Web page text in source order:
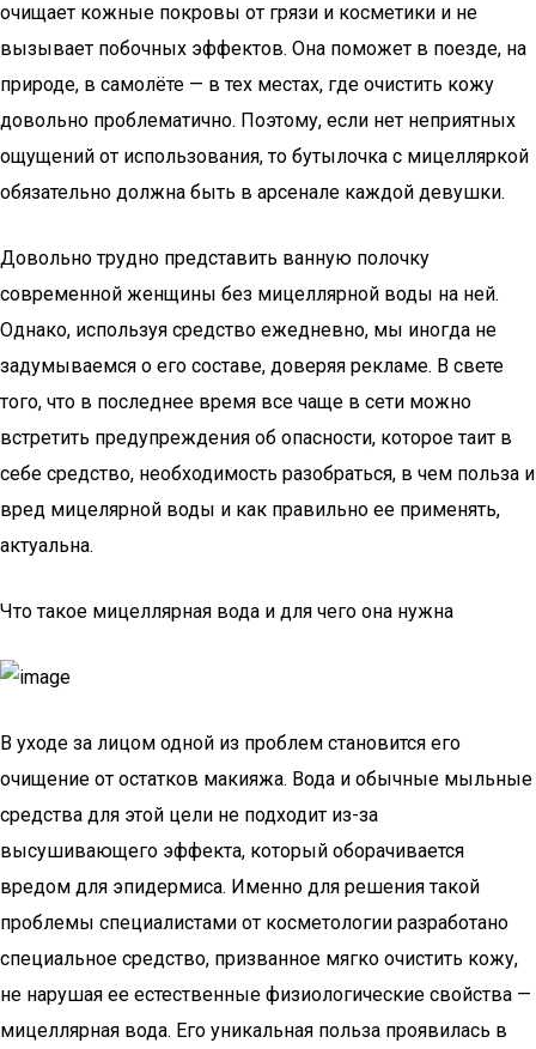
очищает кожные покровы от грязи и косметики и не
вызывает побочных эффектов. Она поможет в поезде, на
природе, в самолёте — в тех местах, где очистить кожу
довольно проблематично. Поэтому, если нет неприятных
ощущений от использования, то бутылочка с мицелляркой
обязательно должна быть в арсенале каждой девушки.
Довольно трудно представить ванную полочку
современной женщины без мицеллярной воды на ней.
Однако, используя средство ежедневно, мы иногда не
задумываемся о его составе, доверяя рекламе. В свете
того, что в последнее время все чаще в сети можно
встретить предупреждения об опасности, которое таит в
себе средство, необходимость разобраться, в чем польза и
вред мицелярной воды и как правильно ее применять,
актуальна.
Что такое мицеллярная вода и для чего она нужна
В уходе за лицом одной из проблем становится его
очищение от остатков макияжа. Вода и обычные мыльные
средства для этой цели не подходит из-за
высушивающего эффекта, который оборачивается
вредом для эпидермиса. Именно для решения такой
проблемы специалистами от косметологии разработано
специальное средство, призванное мягко очистить кожу,
не нарушая ее естественные физиологические свойства —
мицеллярная вода. Его уникальная польза проявилась в